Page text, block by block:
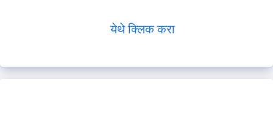
येथे क्लिक करा